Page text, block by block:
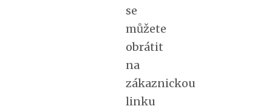
se
můžete
obrátit
na
zákaznickou
linku